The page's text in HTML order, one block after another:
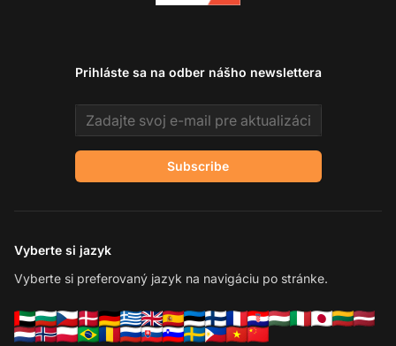
Prihláste sa na odber nášho newslettera
Email address
Subscribe
Vyberte si jazyk
Vyberte si preferovaný jazyk na navigáciu po stránke.